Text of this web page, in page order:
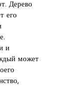
Дерево
его
и
может